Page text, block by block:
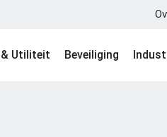
Utiliteit Beveiliging